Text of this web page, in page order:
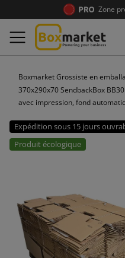
Zone
Boxmarket Grossiste en
370x290x70 SendbackBox
avec impression, fond
Expédition sous 15 jours
Produit écologique